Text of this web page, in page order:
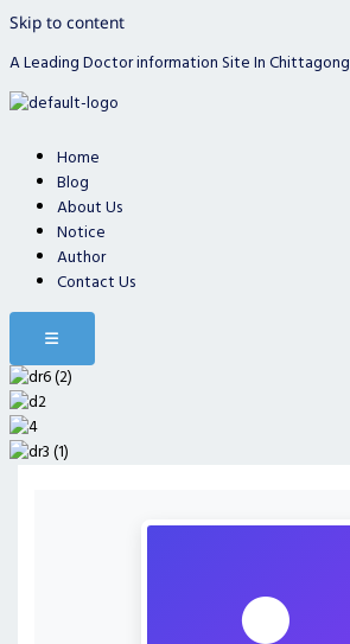
Skip to content
A Leading Doctor information Site In Chittagong
Home
Blog
About Us
Notice
Author
Contact Us
Hamburger Toggle Menu